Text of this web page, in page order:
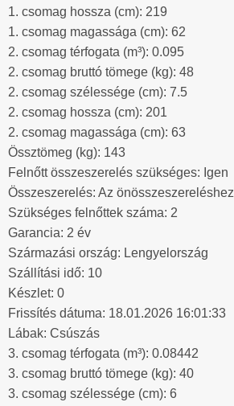
1. csomag hossza (cm): 219
1. csomag magassága (cm): 62
2. csomag térfogata (m³): 0.095
2. csomag bruttó tömege (kg): 48
2. csomag szélessége (cm): 7.5
2. csomag hossza (cm): 201
2. csomag magassága (cm): 63
Össztömeg (kg): 143
Felnőtt összeszerelés szükséges: Igen
Összeszerelés: Az önösszeszereléshez
Szükséges felnőttek száma: 2
Garancia: 2 év
Származási ország: Lengyelország
Szállítási idő: 10
Készlet: 0
Frissítés dátuma: 18.01.2026 16:01:33
Lábak: Csúszás
3. csomag térfogata (m³): 0.08442
3. csomag bruttó tömege (kg): 40
3. csomag szélessége (cm): 6